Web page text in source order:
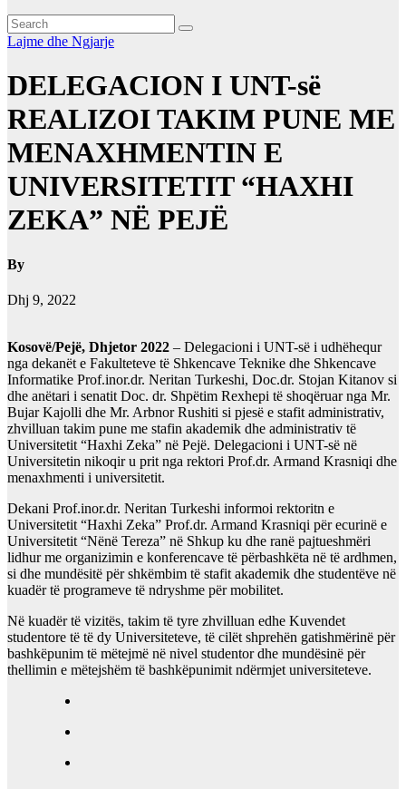
Lajme dhe Ngjarje
DELEGACION I UNT-së
REALIZOI TAKIM PUNE ME
MENAXHMENTIN E
UNIVERSITETIT “HAXHI
ZEKA” NË PEJË
By
Dhj 9, 2022
Kosovë/Pejë, Dhjetor 2022 – Delegacioni i UNT-së i udhëhequr
nga dekanët e Fakulteteve të Shkencave Teknike dhe Shkencave
Informatike Prof.inor.dr. Neritan Turkeshi, Doc.dr. Stojan Kitanov si
dhe anëtari i senatit Doc. dr. Shpëtim Rexhepi të shoqëruar nga Mr.
Bujar Kajolli dhe Mr. Arbnor Rushiti si pjesë e stafit administrativ,
zhvilluan takim pune me stafin akademik dhe administrativ të
Universitetit “Haxhi Zeka” në Pejë. Delegacioni i UNT-së në
Universitetin nikoqir u prit nga rektori Prof.dr. Armand Krasniqi dhe
menaxhmenti i universitetit.
Dekani Prof.inor.dr. Neritan Turkeshi informoi rektoritn e
Universitetit “Haxhi Zeka” Prof.dr. Armand Krasniqi për ecurinë e
Universitetit “Nënë Tereza” në Shkup ku dhe ranë pajtueshmëri
lidhur me organizimin e konferencave të përbashkëta në të ardhmen,
si dhe mundësitë për shkëmbim të stafit akademik dhe studentëve në
kuadër të programeve të ndryshme për mobilitet.
Në kuadër të vizitës, takim të tyre zhvilluan edhe Kuvendet
studentore të të dy Universiteteve, të cilët shprehën gatishmërinë për
bashkëpunim të mëtejmë në nivel studentor dhe mundësinë për
thellimin e mëtejshëm të bashkëpunimit ndërmjet universiteteve.